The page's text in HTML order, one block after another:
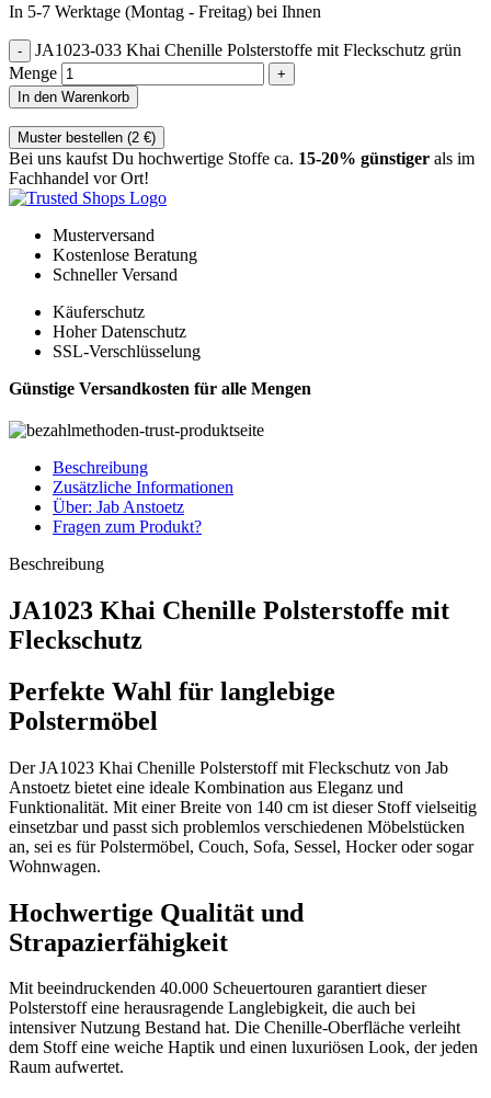
In 5-7 Werktage (Montag - Freitag) bei Ihnen
JA1023-033 Khai Chenille Polsterstoffe mit Fleckschutz grün
Menge
In den Warenkorb
Muster bestellen (2 €)
Bei uns kaufst Du hochwertige Stoffe ca. 15-20% günstiger als im
Fachhandel vor Ort!
Musterversand
Kostenlose Beratung
Schneller Versand
Käuferschutz
Hoher Datenschutz
SSL-Verschlüsselung
Günstige Versandkosten für alle Mengen
Beschreibung
Zusätzliche Informationen
Über: Jab Anstoetz
Fragen zum Produkt?
Beschreibung
JA1023 Khai Chenille Polsterstoffe mit
Fleckschutz
Perfekte Wahl für langlebige
Polstermöbel
Der JA1023 Khai Chenille Polsterstoff mit Fleckschutz von Jab
Anstoetz bietet eine ideale Kombination aus Eleganz und
Funktionalität. Mit einer Breite von 140 cm ist dieser Stoff vielseitig
einsetzbar und passt sich problemlos verschiedenen Möbelstücken
an, sei es für Polstermöbel, Couch, Sofa, Sessel, Hocker oder sogar
Wohnwagen.
Hochwertige Qualität und
Strapazierfähigkeit
Mit beeindruckenden 40.000 Scheuertouren garantiert dieser
Polsterstoff eine herausragende Langlebigkeit, die auch bei
intensiver Nutzung Bestand hat. Die Chenille-Oberfläche verleiht
dem Stoff eine weiche Haptik und einen luxuriösen Look, der jeden
Raum aufwertet.